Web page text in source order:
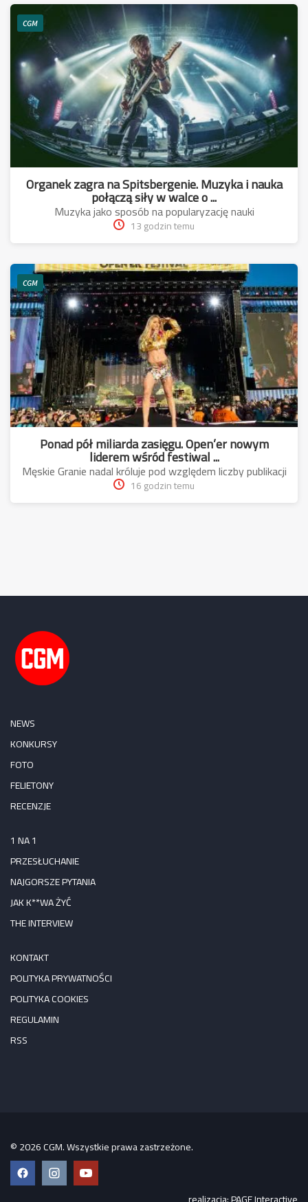
CGM
Organek zagra na Spitsbergenie. Muzyka i nauka
połączą siły w walce o ...
Muzyka jako sposób na popularyzację nauki
13 godzin temu
CGM
Ponad pół miliarda zasięgu. Open’er nowym
liderem wśród festiwal ...
Męskie Granie nadal króluje pod względem liczby publikacji
16 godzin temu
NEWS
KONKURSY
FOTO
FELIETONY
RECENZJE
1 NA 1
PRZESŁUCHANIE
NAJGORSZE PYTANIA
JAK K**WA ŻYĆ
THE INTERVIEW
KONTAKT
POLITYKA PRYWATNOŚCI
POLITYKA COOKIES
REGULAMIN
RSS
© 2026 CGM. Wszystkie prawa zastrzeżone.
FacebookInstagramYouTube